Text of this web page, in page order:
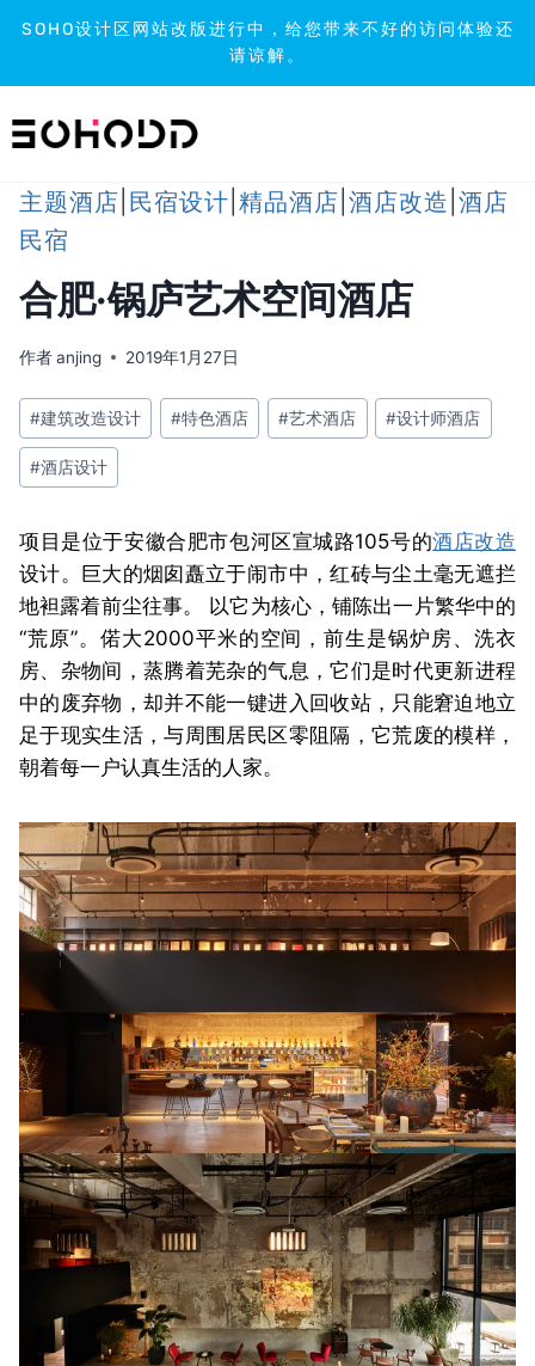
SOHO设计区网站改版进行中，给您带来不好的访问体验还
请谅解。
到
主题酒店 民宿设计 精品酒店 酒店改造 酒店
民宿
合肥·锅庐艺术空间酒店
作者anjing 2019年1月27日
文
章
标
#建筑改造设计 #特色酒店 #艺术酒店 #设计师酒店
#酒店设计
项目是位于安徽合肥市包河区宣城路105号的酒店改造
设计。巨大的烟囱矗立于闹市中，红砖与尘土毫无遮拦
地袒露着前尘往事。 以它为核心，铺陈出一片繁华中的
“荒原”。偌大2000平米的空间，前生是锅炉房、洗衣
房、杂物间，蒸腾着芜杂的气息，它们是时代更新进程
中的废弃物，却并不能一键进入回收站，只能窘迫地立
足于现实生活，与周围居民区零阻隔，它荒废的模样，
朝着每一户认真生活的人家。